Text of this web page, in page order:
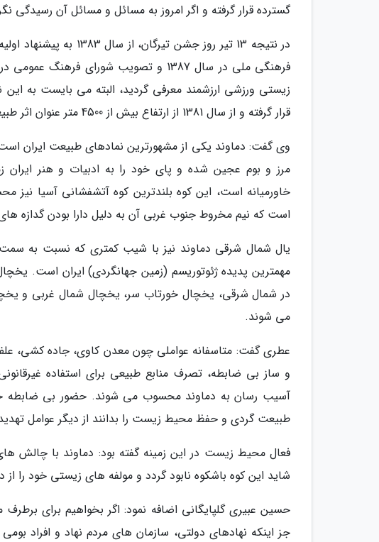
گسترده قرار گرفته و اگر امروز به مسائل و مسائل آن رسیدگی
در نتیجه 13 تیر روز
زیستی ورزشی ارزشمند معرفی گردید، البته می بایست به این
قرار گرفته و از سال 1381 از ارتفاع بیش از 4500 متر عنوان اثر طبیعی ملی را نیز دارد.
وی گفت: دماوند یکی از مشهورترین نمادهای طبیعت ایران
مرز و بوم عجین شده و پای خود را به ادبیات و هنر ایران
خاورمیانه است، این کوه بلندترین کوه آتشفشانی آسیا
است که نیم مخروط جنوب غربی آن به دلیل دارا بودن گدازه
یال شمال شرقی دماوند نیز با شیب کمتری که نسبت به
مهمترین پدیده ژئوتوریسم (زمین جهانگردی) ایران است.
در شمال شرقی، یخچال خورتاب سر، یخچال شمال غربی و
می شوند.
عطری گفت: متاسفانه عواملی چون معدن کاوی، جاده کشی،
و ساز بی ضابطه، تصرف منابع طبیعی برای استفاده
آسیب رسان به دماوند محسوب می شوند. حضور بی ضابطه
طبیعت گردی و حفظ محیط زیست را بدانند از دیگر عوامل
فعال محیط زیست در این زمینه گفته بود: دماوند با چالش
شاید این کوه باشکوه نابود گردد و مولفه های زیستی خود را
حسین عبیری گلپایگانی اضافه نمود: اگر بخواهیم برای
جز اینکه نهادهای دولتی، سازمان های مردم نهاد و افراد